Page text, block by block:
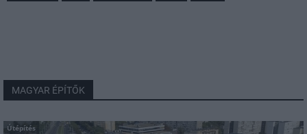
MAGYAR ÉPÍTŐK
Útépítés